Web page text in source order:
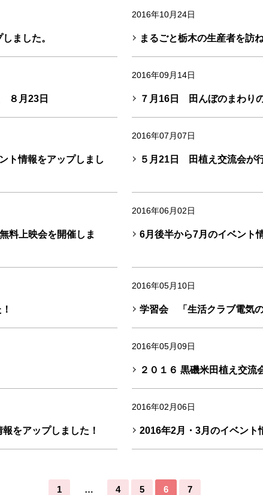
ました。
2016年10月24日
まるごと栃木の生産者を
８月23日
2016年09月14日
７月16日 田んぼのまわり
ト情報をアップしまし
2016年07月07日
５月21日 田植え交流会が
料上映会を開催しま
2016年06月02日
6月後半から7月のイベント
2016年05月10日
学習会 「生活クラブ電気の
2016年05月09日
２０１６ 黒磯米田植え交流
をアップしました！
2016年02月06日
2016年2月・3月のイベント
1 … 4 5 6 7